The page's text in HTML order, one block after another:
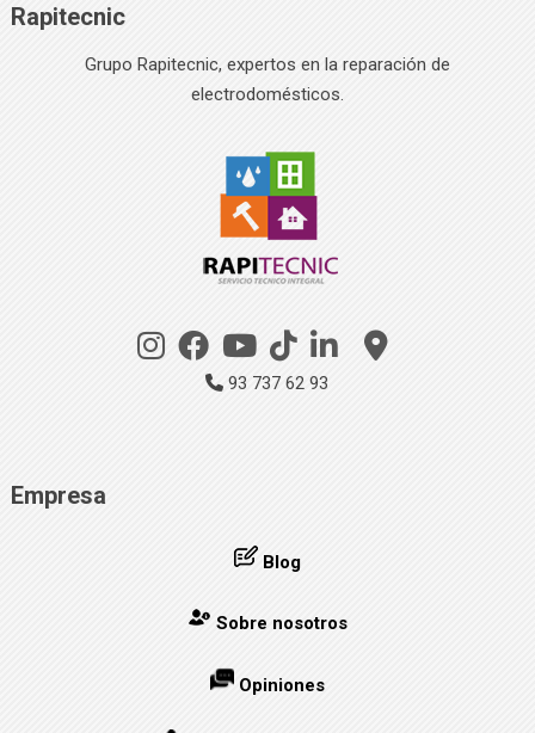
Rapitecnic
Grupo Rapitecnic, expertos en la reparación de
electrodomésticos.
93 737 62 93
Empresa
Blog
Sobre nosotros
Opiniones